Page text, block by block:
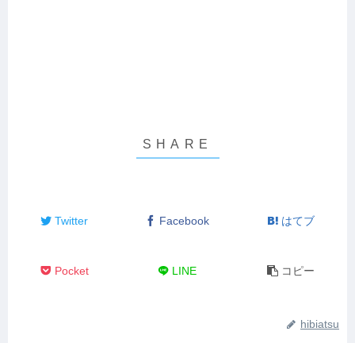
Twitter Facebook はてブ
Pocket LINE コピー
hibiatsu